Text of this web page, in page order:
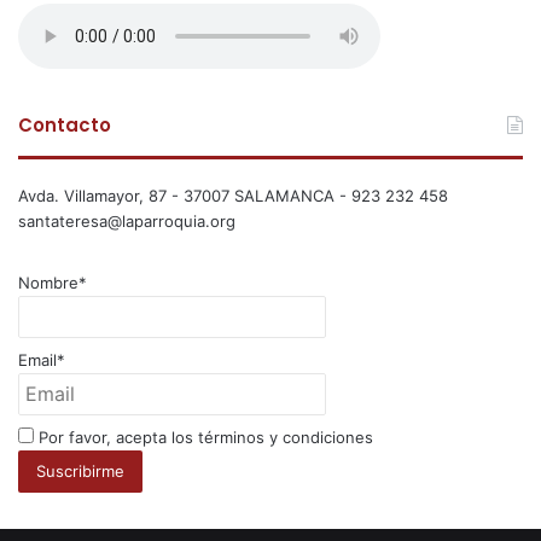
Contacto
Avda. Villamayor, 87 - 37007 SALAMANCA - 923 232 458
santateresa@laparroquia.org
Nombre*
Email*
Por favor, acepta los términos y condiciones